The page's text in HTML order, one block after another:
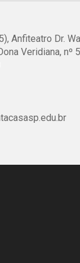
Anfiteatro Dr.
Veridiana, nº